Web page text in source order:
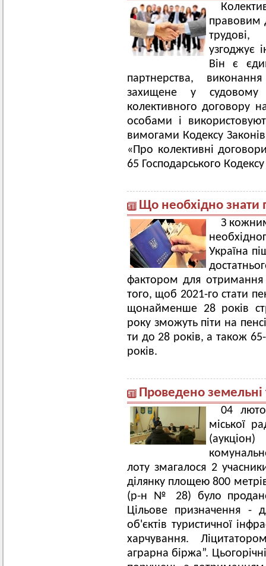
правовим
трудові,
узгоджує
Він є
партнерства,
захищене у судовому
колективного договору
особами і
вимогами Кодексу
«Про колективні
65 Господарського
Що необхідно знати
З
Україна
фактором для отримання
того, щоб 2021-го стати
щонайменше 28 років
року зможуть піти на
ти до 28 років, а також
років.
Проведено земельні
04
міської
лоту змагалося 2
ділянку площею 800
(р-н № 28) було
Цільове призначення -
об'єктів туристичної
харчування.
аграрна біржа”.